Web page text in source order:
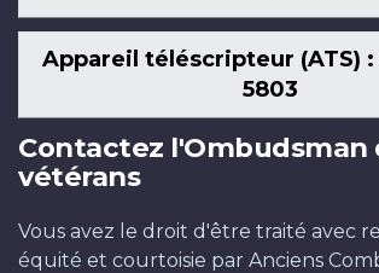
Appareil téléscripteur (ATS) :
5803
Contactez l'Ombudsman
vétérans
Vous avez le droit d'être traité avec
équité et courtoisie par Anciens